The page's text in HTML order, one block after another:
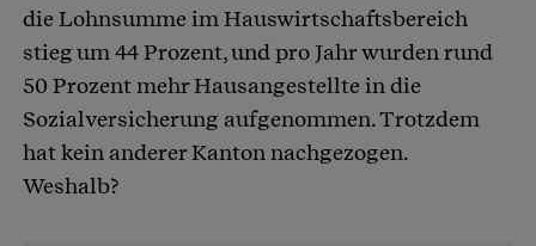
die Lohnsumme im Hauswirtschaftsbereich
stieg um 44 Prozent, und pro Jahr wurden rund
50 Prozent mehr Hausangestellte in die
Sozialversicherung aufgenommen. Trotzdem
hat kein anderer Kanton nachgezogen.
Weshalb?